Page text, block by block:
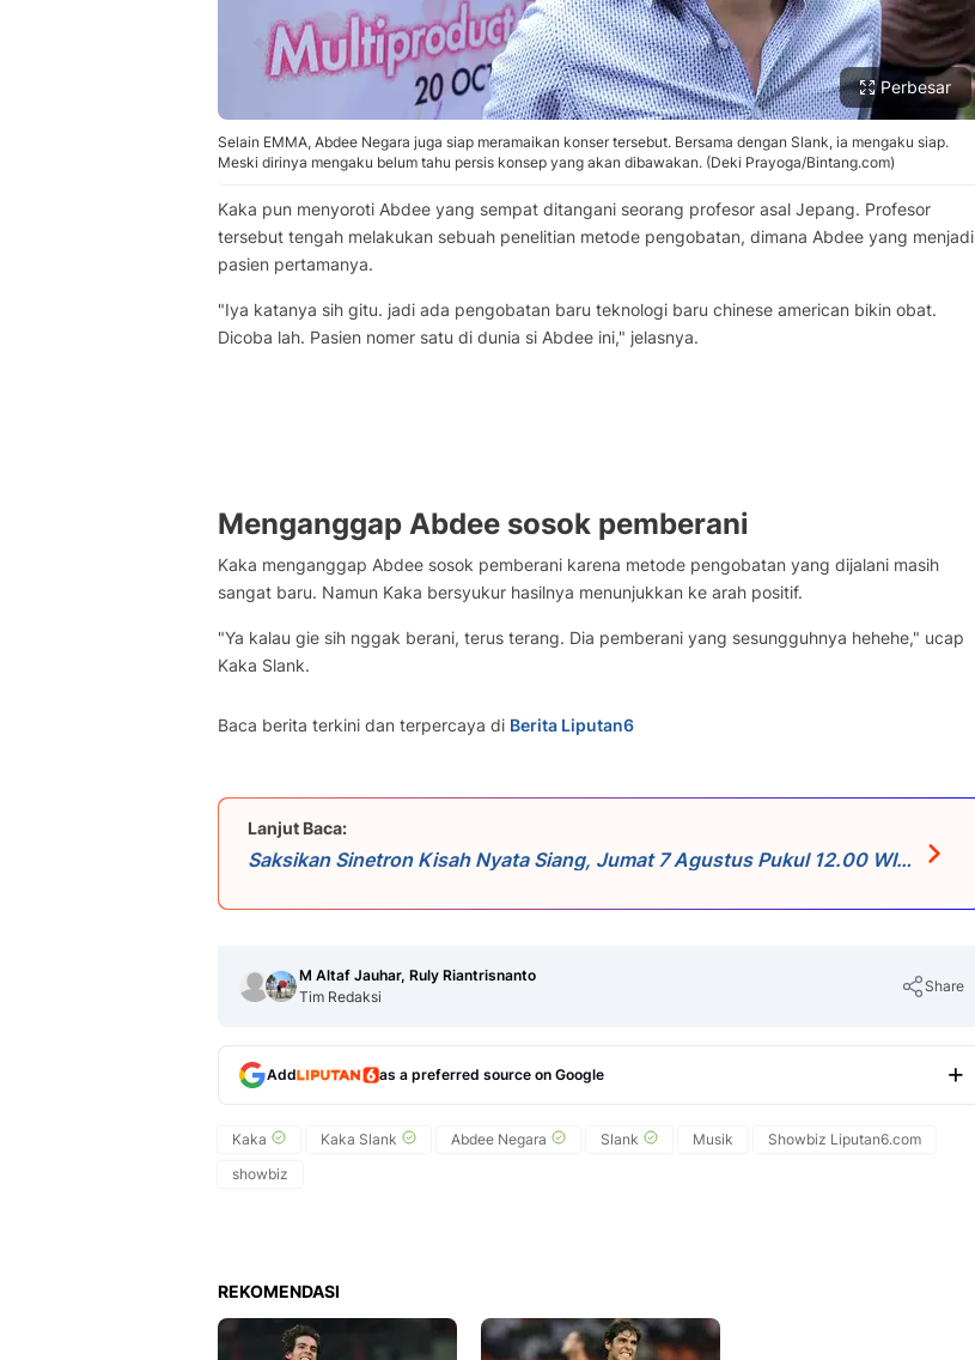
Perbesar
Selain EMMA, Abdee Negara juga siap meramaikan konser tersebut. Bersama dengan Slank, ia mengaku siap.
Meski dirinya mengaku belum tahu persis konsep yang akan dibawakan. (Deki Prayoga/Bintang.com)
Kaka pun menyoroti Abdee yang sempat ditangani seorang profesor asal Jepang. Profesor
tersebut tengah melakukan sebuah penelitian metode pengobatan, dimana Abdee yang menjadi
pasien pertamanya.
"Iya katanya sih gitu. jadi ada pengobatan baru teknologi baru chinese american bikin obat.
Dicoba lah. Pasien nomer satu di dunia si Abdee ini," jelasnya.
Menganggap Abdee sosok pemberani
Kaka menganggap Abdee sosok pemberani karena metode pengobatan yang dijalani masih
sangat baru. Namun Kaka bersyukur hasilnya menunjukkan ke arah positif.
"Ya kalau gie sih nggak berani, terus terang. Dia pemberani yang sesungguhnya hehehe," ucap
Kaka Slank.
Baca berita terkini dan terpercaya di Berita Liputan6
Lanjut Baca:
Saksikan Sinetron Kisah Nyata Siang, Jumat 7 Agustus Pukul 12.00 WIB
M Altaf Jauhar, Ruly Riantrisnanto
Tim Redaksi
Share
Add as a preferred source on Google
Kaka Kaka Slank Abdee Negara Slank Musik
Showbiz Liputan6.com
showbiz
REKOMENDASI